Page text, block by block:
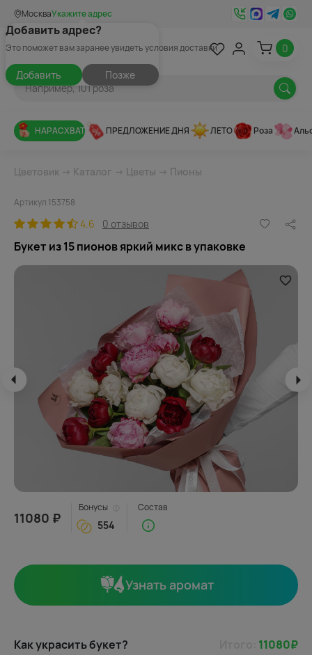
МоскваУкажите адрес
Добавить адрес?
Это поможет вам заранее увидеть условия доставки
Добавить Позже
0
НАРАСХВАТ ПРЕДЛОЖЕНИЕ ДНЯ ЛЕТО Роза
Цветовик → Каталог → Цветы → Пионы
Артикул 153758
4.6 0 отзывов
Букет из 15 пионов яркий микс в упаковке
11080 ₽
Бонусы
554
Состав
Узнать аромат
Как украсить букет? 11080₽